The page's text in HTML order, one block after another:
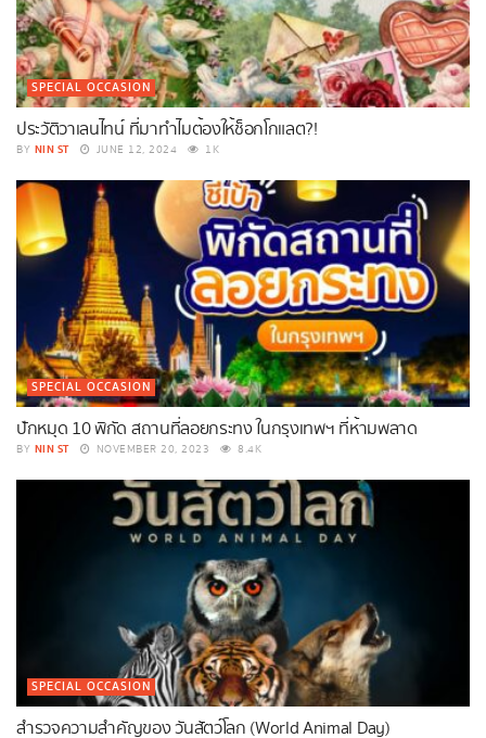
SPECIAL OCCASION
ประวัติวาเลนไทน์ ที่มาทำไมต้องให้ช็อกโกแลต?!
BY NIN ST JUNE 12, 2024 1K
SPECIAL OCCASION
ปักหมุด 10 พิกัด สถานที่ลอยกระทง ในกรุงเทพฯ ที่ห้ามพลาด
BY NIN ST NOVEMBER 20, 2023 8.4K
SPECIAL OCCASION
สำรวจความสำคัญของ วันสัตว์โลก (World Animal Day)